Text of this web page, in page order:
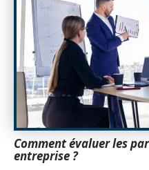
Comment évaluer les
entreprise ?